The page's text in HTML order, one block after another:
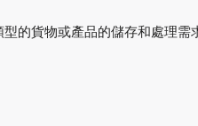
的貨物或產品的儲存和處理需